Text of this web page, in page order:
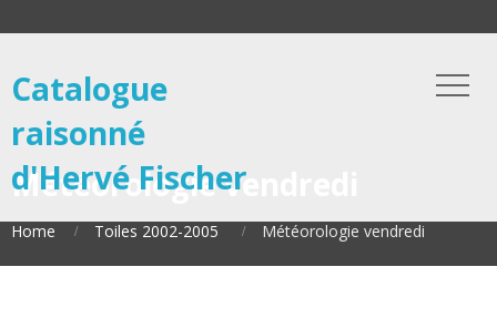
Catalogue
raisonné
d'Hervé Fischer
Météorologie vendredi
Home Toiles 2002-2005 Météorologie vendredi